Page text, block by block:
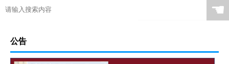
☚
公告